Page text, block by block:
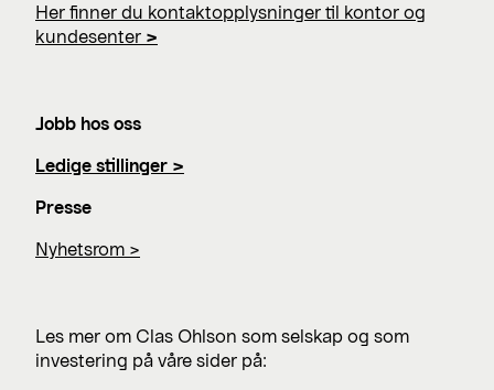
Her finner du kontaktopplysninger til kontor og
kundesenter >
Jobb hos oss
Ledige stillinger >
Presse
Nyhetsrom >
Les mer om Clas Ohlson som selskap og som
investering på våre sider på: